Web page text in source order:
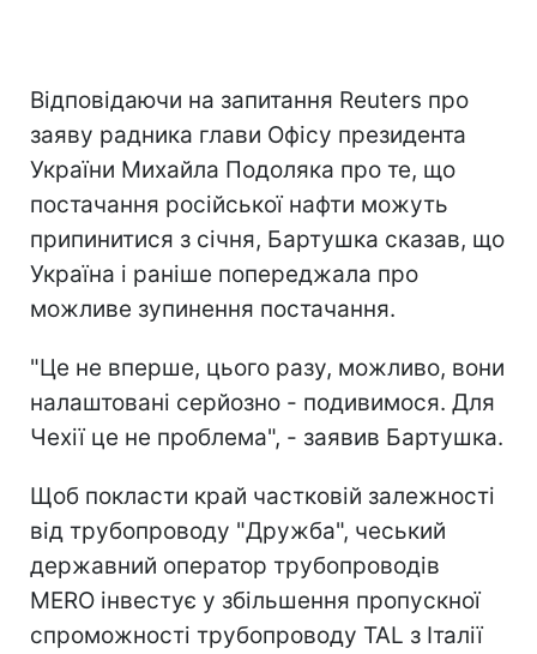
Відповідаючи на запитання Reuters про
заяву радника глави Офісу президента
України Михайла Подоляка про те, що
постачання російської нафти можуть
припинитися з січня, Бартушка сказав, що
Україна і раніше попереджала про
можливе зупинення постачання.
"Це не вперше, цього разу, можливо, вони
налаштовані серйозно - подивимося. Для
Чехії це не проблема", - заявив Бартушка.
Щоб покласти край частковій залежності
від трубопроводу "Дружба", чеський
державний оператор трубопроводів
MERO інвестує у збільшення пропускної
спроможності трубопроводу TAL з Італії